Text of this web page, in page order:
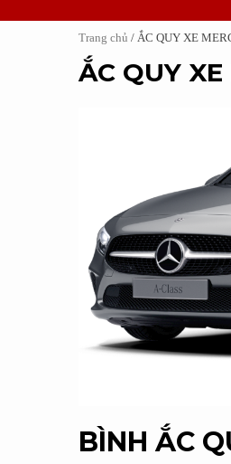
Trang chủ / ẮC QUY XE
ẮC QUY
BÌNH ẮC